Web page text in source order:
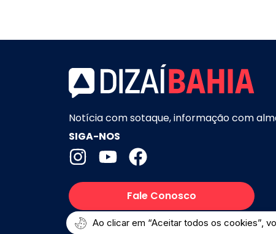
Notícia com sotaque, informação com
SIGA-NOS
Fale Conosco
Ao clicar em “Aceitar todos os cookies”,